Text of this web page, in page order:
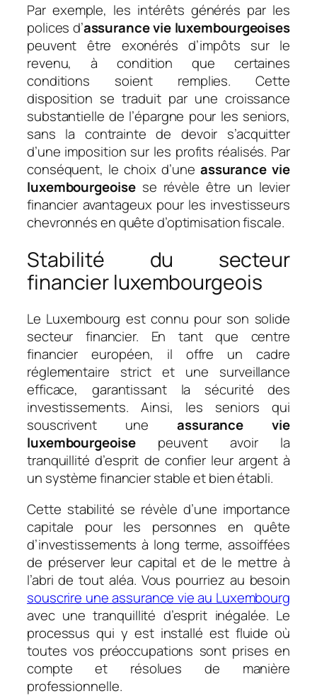
Par exemple, les intérêts générés par les
polices d’assurance vie luxembourgeoises
peuvent être exonérés d’impôts sur le
revenu, à condition que certaines
conditions soient remplies. Cette
disposition se traduit par une croissance
substantielle de l’épargne pour les seniors,
sans la contrainte de devoir s’acquitter
d’une imposition sur les profits réalisés. Par
conséquent, le choix d’une assurance vie
luxembourgeoisese révèle être un levier
financier avantageux pour les investisseurs
chevronnés en quête d’optimisation fiscale.
Stabilité du secteur
financier luxembourgeois
Le Luxembourg est connu pour son solide
secteur financier. En tant que centre
financier européen, il offre un cadre
réglementaire strict et une surveillance
efficace, garantissant la sécurité des
investissements. Ainsi, les seniors qui
souscrivent une assurance vie
luxembourgeoisepeuvent avoir la
tranquillité d’esprit de confier leur argent à
un système financier stable et bien établi.
Cette stabilité se révèle d’une importance
capitale pour les personnes en quête
d’investissements à long terme, assoiffées
de préserver leur capital et de le mettre à
l’abri de tout aléa. Vous pourriez au besoin
souscrire une assurance vie au Luxembourg
avec une tranquillité d’esprit inégalée. Le
processus qui y est installé est fluide où
toutes vos préoccupations sont prises en
compte et résolues de manière
professionnelle.